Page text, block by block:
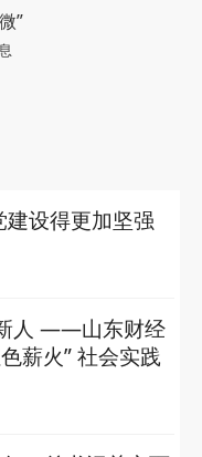
”
设得更加坚强
人 ——山东财经
薪火” 社会实践